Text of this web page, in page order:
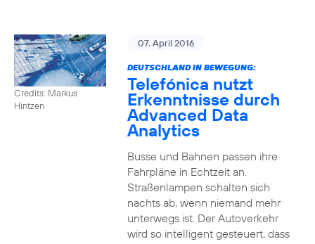
Credits: Markus
Hintzen
07. April 2016
DEUTSCHLAND IN BEWEGUNG:
Telefónica nutzt
Erkenntnisse durch
Advanced Data
Analytics
Busse und Bahnen passen ihre
Fahrpläne in Echtzeit an.
Straßenlampen schalten sich
nachts ab, wenn niemand mehr
unterwegs ist. Der Autoverkehr
wird so intelligent gesteuert, dass